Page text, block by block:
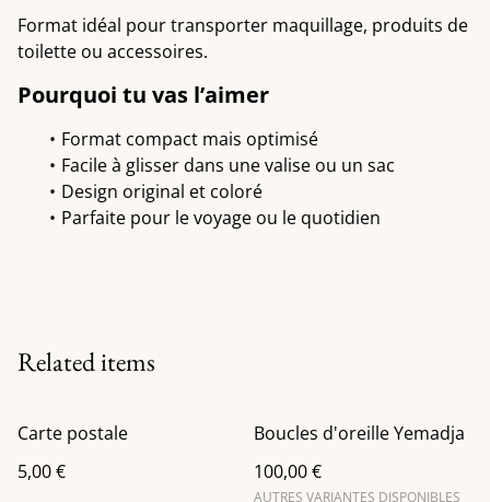
Format idéal pour transporter maquillage, produits de
toilette ou accessoires.
Pourquoi tu vas l’aimer
Format compact mais optimisé
Facile à glisser dans une valise ou un sac
Design original et coloré
Parfaite pour le voyage ou le quotidien
Related items
Carte postale
5,00 €
Boucles d'oreille Yemadja
100,00 €
AUTRES VARIANTES DISPONIBLES